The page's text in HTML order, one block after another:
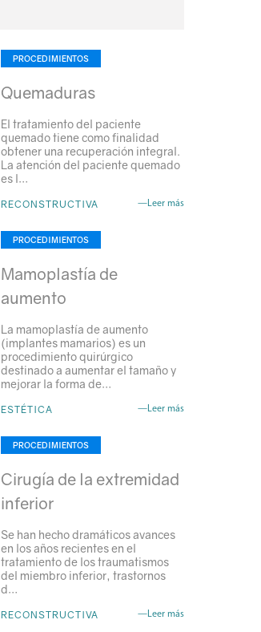
PROCEDIMIENTOS
Quemaduras
El tratamiento del paciente
quemado tiene como finalidad
obtener una recuperación integral.
La atención del paciente quemado
es l…
RECONSTRUCTIVA —Leer más
PROCEDIMIENTOS
Mamoplastía de
aumento
La mamoplastía de aumento
(implantes mamarios) es un
procedimiento quirúrgico
destinado a aumentar el tamaño y
mejorar la forma de…
ESTÉTICA —Leer más
PROCEDIMIENTOS
Cirugía de la extremidad
inferior
Se han hecho dramáticos avances
en los años recientes en el
tratamiento de los traumatismos
del miembro inferior, trastornos
d…
RECONSTRUCTIVA —Leer más